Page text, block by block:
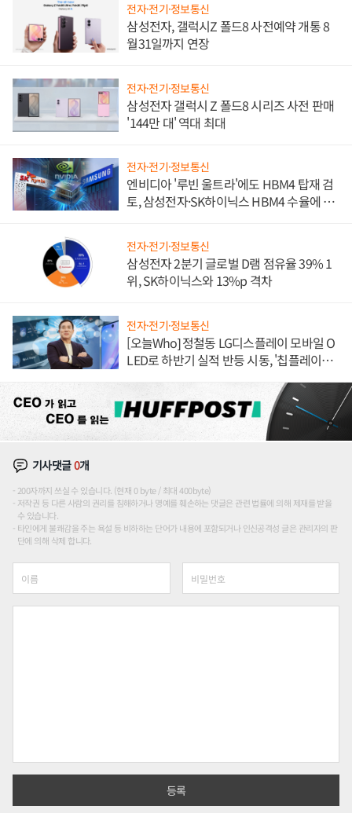
전자·전기·정보통신
삼성전자, 갤럭시Z 폴드8 사전예약 개통 8
월31일까지 연장
전자·전기·정보통신
삼성전자 갤럭시 Z 폴드8 시리즈 사전 판매
'144만 대' 역대 최대
전자·전기·정보통신
엔비디아 '루빈 울트라'에도 HBM4 탑재 검
토, 삼성전자·SK하이닉스 HBM4 수율에 주
전자·전기·정보통신
삼성전자 2분기 글로벌 D램 점유율 39% 1
위, SK하이닉스와 13%p 격차
전자·전기·정보통신
[오늘Who] 정철동 LG디스플레이 모바일 O
LED로 하반기 실적 반등 시동, '칩플레이
기사댓글0개
200자까지 쓰실 수 있습니다. (현재 0 byte / 최대 400byte)
저작권 등 다른 사람의 권리를 침해하거나 명예를 훼손하는 댓글은 관련 법률에 의해 제재를 받을
수 있습니다.
타인에게 불쾌감을 주는 욕설 등 비하하는 단어가 내용에 포함되거나 인신공격성 글은 관리자의 판
단에 의해 삭제 합니다.